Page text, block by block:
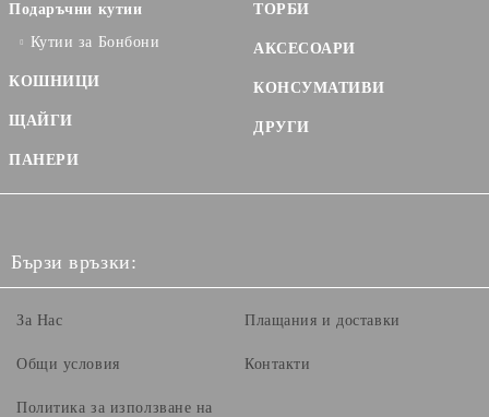
Подаръчни кутии
Кутии за Бонбони
КОШНИЦИ
ЩАЙГИ
ПАНЕРИ
ТОРБИ
АКСЕСОАРИ
КОНСУМАТИВИ
ДРУГИ
Бързи връзки:
За Нас
Общи условия
Политика за използване на
Плащания и доставки
Контакти